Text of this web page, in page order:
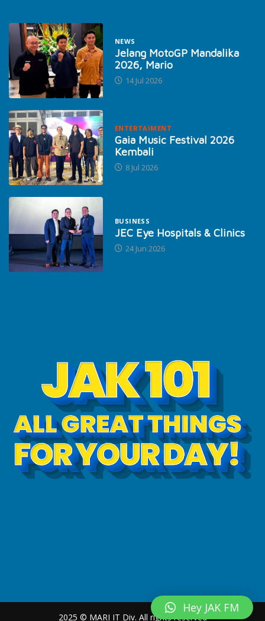
NEWS
Jelang MotoGP Mandalika
2026, Mario
14 Jul 2026
ENTERTAIMENT
Gaia Music Festival 2026
Kembali
8 Jul 2026
BUSINESS
JEC Eye Hospitals & Clinics
24 Jun 2026
2025 © MARI IT Div. All rights reserved
Hey JAK FM